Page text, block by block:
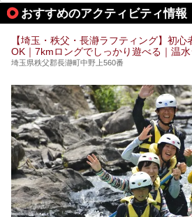
───
提供元：花王株式会社【PR】
す。
おすすめのアクティビティ情報
【埼玉・秩父・長瀞ラフティング】初
OK｜7kmロングでしっかり遊べる｜温
埼玉県秩父郡長瀞町中野上560番